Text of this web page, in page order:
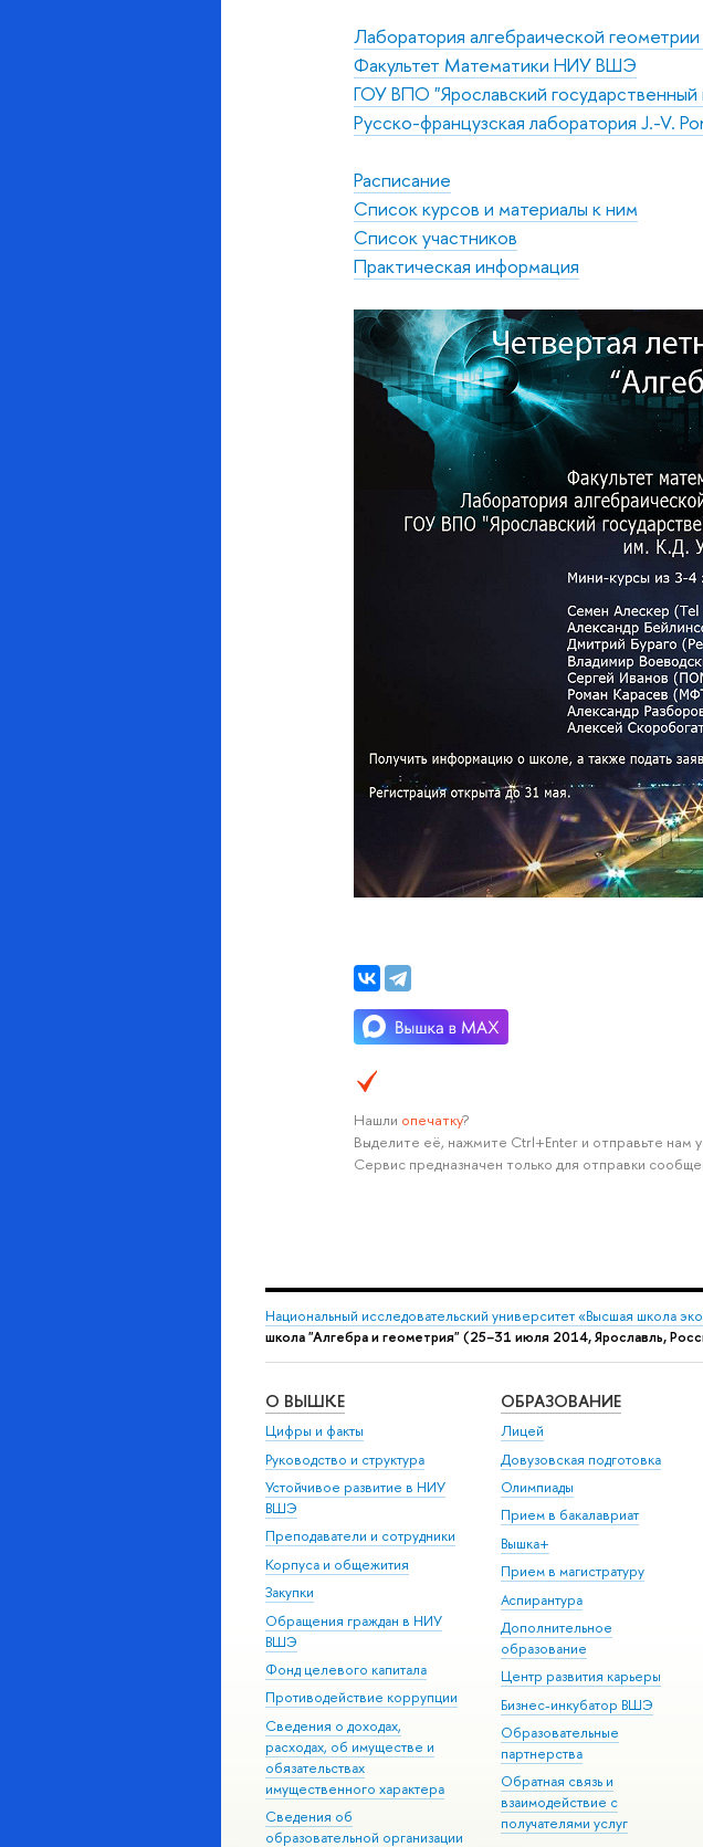
Лаборатория алгебраической
Факультет Математики НИУ ВШЭ
ГОУ ВПО "Ярославский
Русско-французская лаборатория J.-V.
Расписание
Список курсов и материалы к ним
Список участников
Практическая информация
Нашли опечатку?
Выделите её, нажмите Ctrl+Enter и отправьте нам
Сервис предназначен только для отправки
Национальный исследовательский университет «Высшая школа
школа "Алгебра и геометрия" (25−31 июля 2014, Ярославль,
О ВЫШКЕ
Цифры и факты
Руководство и структура
Устойчивое развитие в НИУ
ВШЭ
Преподаватели и сотрудники
Корпуса и общежития
Закупки
Обращения граждан в НИУ
ВШЭ
Фонд целевого капитала
Противодействие коррупции
Сведения о доходах,
расходах, об имуществе и
обязательствах
имущественного характера
Сведения об
образовательной организации
ОБРАЗОВАНИЕ
Лицей
Довузовская подготовка
Олимпиады
Прием в бакалавриат
Вышка+
Прием в магистратуру
Аспирантура
Дополнительное
образование
Центр развития карьеры
Бизнес-инкубатор ВШЭ
Образовательные
партнерства
Обратная связь и
взаимодействие с
получателями услуг